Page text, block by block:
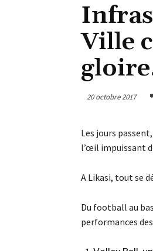
Ville
20 octobre 2017
Les jours
l’œil impuissant
A Likasi, tout se
Du football au
performances